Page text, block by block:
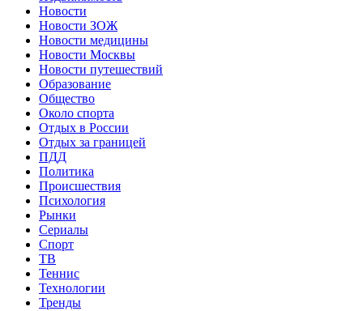
Новости
Новости ЗОЖ
Новости медицины
Новости Москвы
Новости путешествий
Образование
Общество
Около спорта
Отдых в России
Отдых за границей
ПДД
Политика
Происшествия
Психология
Рынки
Сериалы
Спорт
ТВ
Теннис
Технологии
Тренды